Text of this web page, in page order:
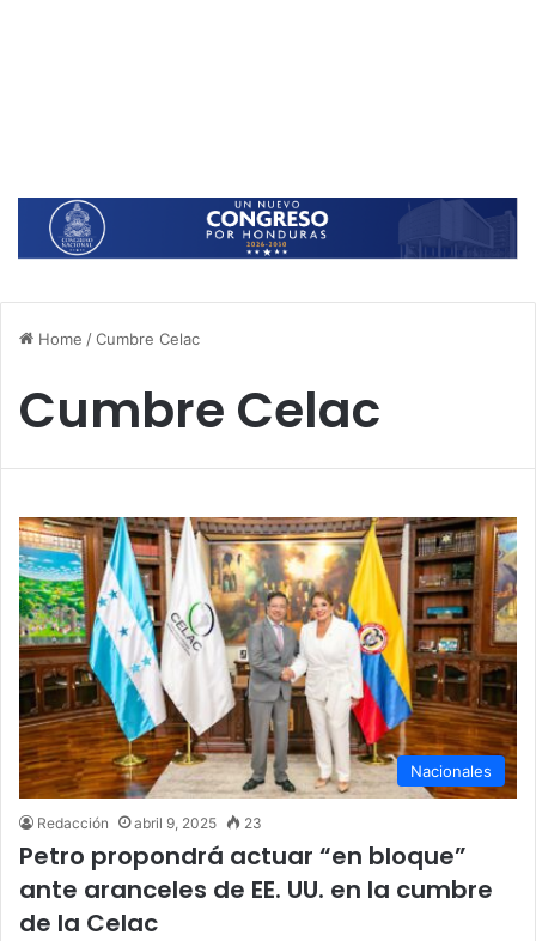
Home /Cumbre Celac
Cumbre Celac
Nacionales
Redacción abril 9, 2025 23
Petro propondrá actuar “en bloque”
ante aranceles de EE. UU. en la cumbre
de la Celac